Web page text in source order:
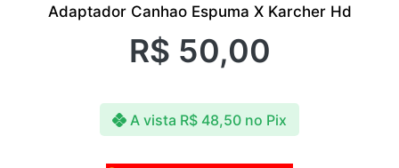
Adaptador Canhao Espuma X Karcher Hd
R$ 50,00
A vista R$ 48,50 no Pix